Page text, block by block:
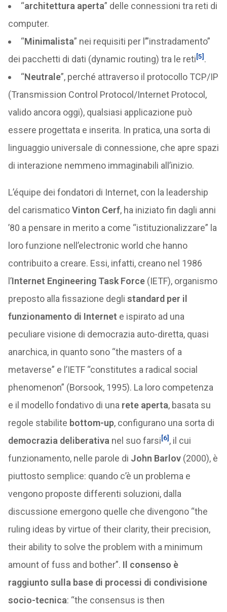
“architettura aperta” delle connessioni tra reti di
computer.
“Minimalista” nei requisiti per l’”instradamento”
dei pacchetti di dati (dynamic routing) tra le reti[5] .
“Neutrale”, perché attraverso il protocollo TCP/IP
(Transmission Control Protocol/Internet Protocol,
valido ancora oggi), qualsiasi applicazione può
essere progettata e inserita. In pratica, una sorta di
linguaggio universale di connessione, che apre spazi
di interazione nemmeno immaginabili all’inizio.
L’équipe dei fondatori di Internet, con la leadership
del carismaticoVinton Cerf, ha iniziato fin dagli anni
’80 a pensare in merito a come “istituzionalizzare” la
loro funzione nell’electronic world che hanno
contribuito a creare. Essi, infatti, creano nel 1986
l’Internet Engineering Task Force(IETF), organismo
preposto alla fissazione degli standard per il
funzionamento di Internet e ispirato ad una
peculiare visione di democrazia auto-diretta, quasi
anarchica, in quanto sono “the masters of a
metaverse” e l’IETF “constitutes a radical social
phenomenon” (Borsook, 1995). La loro competenza
e il modello fondativo di una rete aperta, basata su
regole stabilite bottom-up, configurano una sorta di
democrazia deliberativa nel suo farsi[6] , il cui
funzionamento, nelle parole di John Barlov(2000), è
piuttosto semplice: quando c’è un problema e
vengono proposte differenti soluzioni, dalla
discussione emergono quelle che divengono “the
ruling ideas by virtue of their clarity, their precision,
their ability to solve the problem with a minimum
amount of fuss and bother”. Il consenso è
raggiunto sulla base di processi di condivisione
socio-tecnica: “the consensus is then